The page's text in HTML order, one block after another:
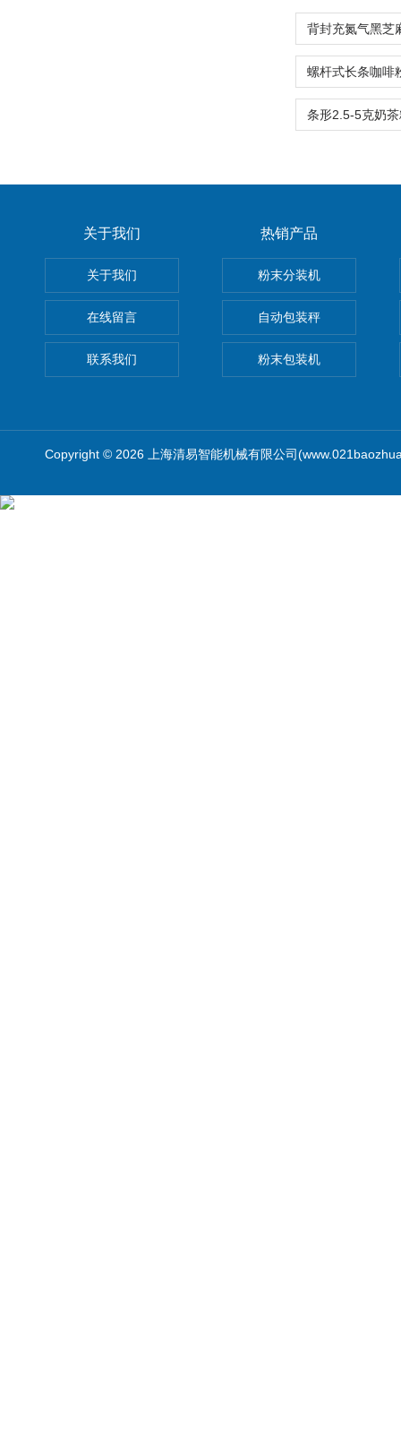
关于我们
关于我们
在线留言
联系我们
热销产品
粉末分装机
自动包装秤
粉末包装机
Copyright © 2026 上海清易智能机械有限公司